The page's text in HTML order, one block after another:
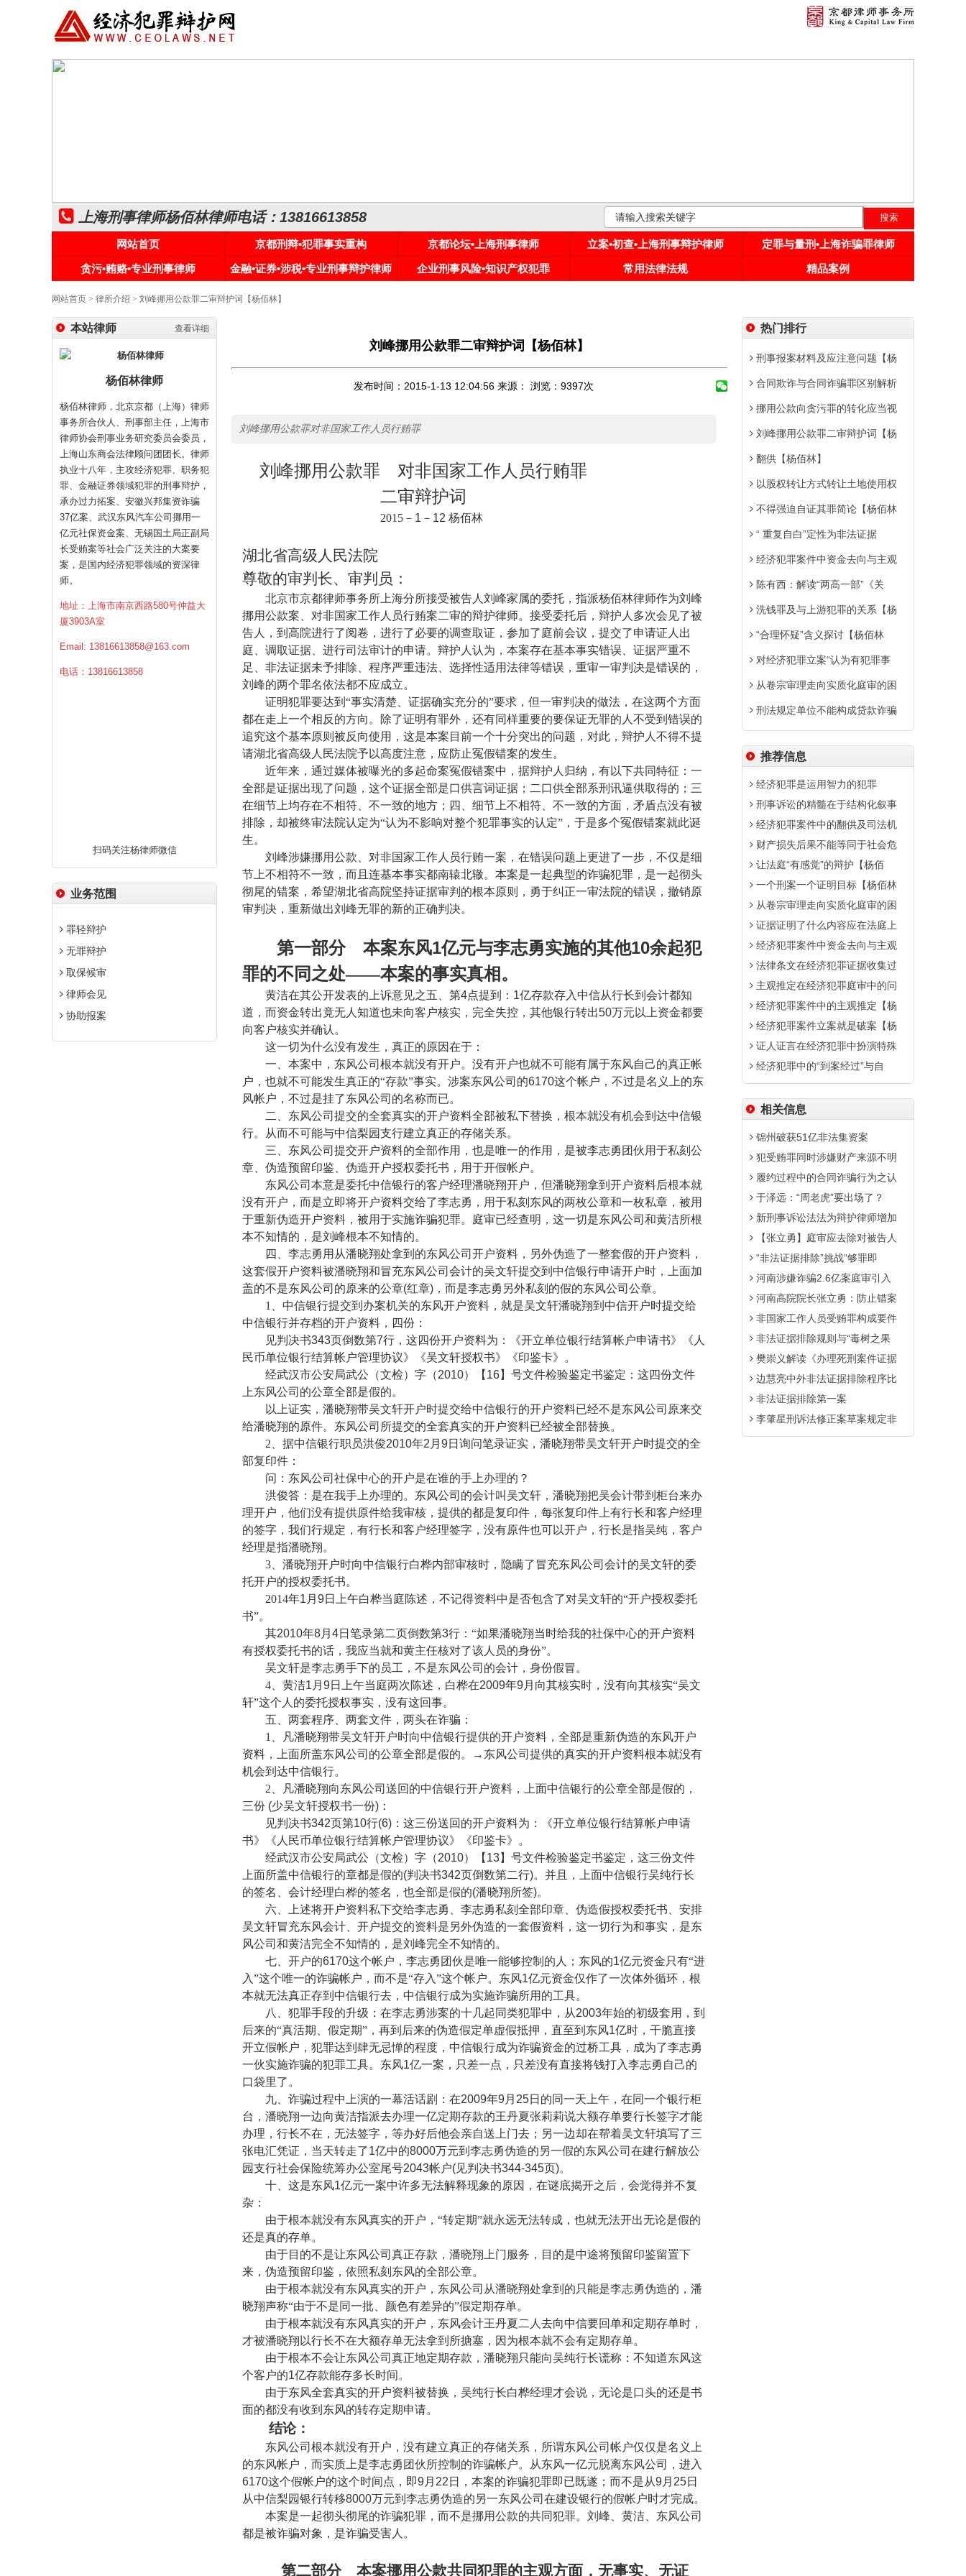
上海刑事律师杨佰林律师电话：13816613858
网站首页 京都刑辩•犯罪事实重构 京都论坛•上海刑事律师 立案•初查•上海刑事辩护律师
定罪与量刑•上海诈骗罪律师
贪污•贿赂•专业刑事律师
金融•证券•涉税•专业刑事辩护律师 企业刑事风险•知识产权犯罪 常用法律法规 精品案例
网站首页 > 律所介绍 > 刘峰挪用公款罪二审辩护词【杨佰林】
查看详细
本站律师
杨佰林律师
杨佰林律师，北京京都（上海）律师
事务所合伙人、刑事部主任，上海市
律师协会刑事业务研究委员会委员，
上海山东商会法律顾问团团长。律师
执业十八年，主攻经济犯罪、职务犯
罪、金融证券领域犯罪的刑事辩护，
承办过力拓案、安徽兴邦集资诈骗
37亿案、武汉东风汽车公司挪用一
亿元社保资金案、无锡国土局正副局
长受贿案等社会广泛关注的大案要
案，是国内经济犯罪领域的资深律
师。
地址：上海市南京西路580号仲益大
厦3903A室
Email: 13816613858@163.com
电话：13816613858
扫码关注杨律师微信
业务范围
罪轻辩护
无罪辩护
取保候审
律师会见
协助报案
刘峰挪用公款罪二审辩护词【杨佰林】
发布时间：2015-1-13 12:04:56 来源： 浏览： 9397次
刘峰挪用公款罪对非国家工作人员行贿罪
刘峰挪用公款罪 对非国家工作人员行贿罪
二审辩护词
2015 － 1 － 12 杨佰林
湖北省高级人民法院
尊敬的审判长、审判员：
北京市京都律师事务所上海分所接受被告人刘峰家属的委托，指派杨佰林律师作为刘峰
挪用公款案、对非国家工作人员行贿案二审的辩护律师。接受委托后，辩护人多次会见了被
告人，到高院进行了阅卷，进行了必要的调查取证，参加了庭前会议，提交了申请证人出
庭、调取证据、进行司法审计的申请。辩护人认为，本案存在基本事实错误、证据严重不
足、非法证据未予排除、程序严重违法、选择性适用法律等错误，重审一审判决是错误的，
刘峰的两个罪名依法都不应成立。
证明犯罪要达到“事实清楚、证据确实充分的”要求，但一审判决的做法，在这两个方面
都在走上一个相反的方向。除了证明有罪外，还有同样重要的要保证无罪的人不受到错误的
追究这个基本原则被反向使用，这是本案目前一个十分突出的问题，对此，辩护人不得不提
请湖北省高级人民法院予以高度注意，应防止冤假错案的发生。
近年来，通过媒体被曝光的多起命案冤假错案中，据辩护人归纳，有以下共同特征：一
全部是证据出现了问题，这个证据全部是口供言词证据；二口供全部系刑讯逼供取得的；三
在细节上均存在不相符、不一致的地方；四、细节上不相符、不一致的方面，矛盾点没有被
排除，却被终审法院认定为“认为不影响对整个犯罪事实的认定”，于是多个冤假错案就此诞
生。
刘峰涉嫌挪用公款、对非国家工作人员行贿一案，在错误问题上更进了一步，不仅是细
节上不相符不一致，而且连基本事实都南辕北辙。本案是一起典型的诈骗犯罪，是一起彻头
彻尾的错案，希望湖北省高院坚持证据审判的根本原则，勇于纠正一审法院的错误，撤销原
审判决，重新做出刘峰无罪的新的正确判决。
第一部分 本案东风1亿元与李志勇实施的其他10余起犯
罪的不同之处——本案的事实真相。
黄洁在其公开发表的上诉意见之五、第4点提到： 1亿存款存入中信从行长到会计都知
道，而资金转出竟无人知道也未向客户核实，完全失控，其他银行转出50万元以上资金都要
向客户核实并确认。
这一切为什么没有发生，真正的原因在于：
一、本案中，东风公司根本就没有开户。没有开户也就不可能有属于东风自己的真正帐
户，也就不可能发生真正的“存款”事实。涉案东风公司的6170这个帐户，不过是名义上的东
风帐户，不过是挂了东风公司的名称而已。
二、东风公司提交的全套真实的开户资料全部被私下替换，根本就没有机会到达中信银
行。从而不可能与中信梨园支行建立真正的存储关系。
三、东风公司提交开户资料的全部作用，也是唯一的作用，是被李志勇团伙用于私刻公
章、伪造预留印鉴、伪造开户授权委托书，用于开假帐户。
东风公司本意是委托中信银行的客户经理潘晓翔开户，但潘晓翔拿到开户资料后根本就
没有开户，而是立即将开户资料交给了李志勇，用于私刻东风的两枚公章和一枚私章，被用
于重新伪造开户资料，被用于实施诈骗犯罪。庭审已经查明，这一切是东风公司和黄洁所根
本不知情的，是刘峰根本不知情的。
四、李志勇用从潘晓翔处拿到的东风公司开户资料，另外伪造了一整套假的开户资料，
这套假开户资料被潘晓翔和冒充东风公司会计的吴文轩提交到中信银行申请开户时，上面加
盖的不是东风公司的原来的公章(红章) ，而是李志勇另外私刻的假的东风公司公章。
1
、中信银行提交到办案机关的东风开户资料，就是吴文轩潘晓翔到中信开户时提交给
中信银行并存档的开户资料，四份：
见判决书343页倒数第7行，这四份开户资料为：《开立单位银行结算帐户申请书》《人
民币单位银行结算帐户管理协议》《吴文轩授权书》《印鉴卡》。
经武汉市公安局武公（文检）字（2010）【 16】号文件检验鉴定书鉴定：这四份文件
上东风公司的公章全部是假的。
以上证实，潘晓翔带吴文轩开户时提交给中信银行的开户资料已经不是东风公司原来交
给潘晓翔的原件。东风公司所提交的全套真实的开户资料已经被全部替换。
2 、据中信银行职员洪俊2010年2 月 9日询问笔录证实，潘晓翔带吴文轩开户时提交的全
部复印件：
问：东风公司社保中心的开户是在谁的手上办理的？
洪俊答：是在我手上办理的。东风公司的会计叫吴文轩，潘晓翔把吴会计带到柜台来办
理开户，他们没有提供原件给我审核，提供的都是复印件，每张复印件上有行长和客户经理
的签字，我们行规定，有行长和客户经理签字，没有原件也可以开户，行长是指吴纯，客户
经理是指潘晓翔。
3 、潘晓翔开户时向中信银行白桦内部审核时，隐瞒了冒充东风公司会计的吴文轩的委
托开户的授权委托书。
2014年1 月 9日上午白桦当庭陈述，不记得资料中是否包含了对吴文轩的“开户授权委托
书”。
其2010年8月 4日笔录第二页倒数第3行：“如果潘晓翔当时给我的社保中心的开户资料
有授权委托书的话，我应当就和黄主任核对了该人员的身份”。
吴文轩是李志勇手下的员工，不是东风公司的会计，身份假冒。
4 、黄洁1 月 9日上午当庭两次陈述，白桦在2009年9月向其核实时，没有向其核实“吴文
轩”这个人的委托授权事实，没有这回事。
五、两套程序、两套文件，两头在诈骗：
1
、凡潘晓翔带吴文轩开户时向中信银行提供的开户资料，全部是重新伪造的东风开户
资料，上面所盖东风公司的公章全部是假的。→东风公司提供的真实的开户资料根本就没有
机会到达中信银行。
2 、凡潘晓翔向东风公司送回的中信银行开户资料，上面中信银行的公章全部是假的，
三份 (少吴文轩授权书一份) ：
见判决书342页第10行(6) ：这三份送回的开户资料为：《开立单位银行结算帐户申请
书》《人民币单位银行结算帐户管理协议》《印鉴卡》。
经武汉市公安局武公（文检）字（2010）【 13】号文件检验鉴定书鉴定，这三份文件
上面所盖中信银行的章都是假的(判决书342页倒数第二行)。并且，上面中信银行吴纯行长
的签名、会计经理白桦的签名，也全部是假的(潘晓翔所签)。
六、上述将开户资料私下交给李志勇、李志勇私刻全部印章、伪造假授权委托书、安排
吴文轩冒充东风会计、开户提交的资料是另外伪造的一套假资料，这一切行为和事实，是东
风公司和黄洁完全不知情的，是刘峰完全不知情的。
七、开户的6170这个帐户，李志勇团伙是唯一能够控制的人；东风的1亿元资金只有“进
入”这个唯一的诈骗帐户，而不是“存入”这个帐户。东风1亿元资金仅作了一次体外循环，根
本就无法真正存到中信银行去，中信银行成为实施诈骗所用的工具。
八、犯罪手段的升级：在李志勇涉案的十几起同类犯罪中，从2003年始的初级套用，到
后来的“真活期、假定期”，再到后来的伪造假定单虚假抵押，直至到东风1亿时，干脆直接
开立假帐户，犯罪达到肆无忌惮的程度，中信银行成为诈骗资金的过桥工具，成为了李志勇
一伙实施诈骗的犯罪工具。东风1亿一案，只差一点，只差没有直接将钱打入李志勇自己的
口袋里了。
九、诈骗过程中上演的一幕活话剧：在2009年9月 25日的同一天上午，在同一个银行柜
台，潘晓翔一边向黄洁指派去办理一亿定期存款的王丹夏张莉莉说大额存单要行长签字才能
办理，行长不在，无法签字，等办好后他会亲自送上门去；另一边却在帮着吴文轩填写了三
张电汇凭证，当天转走了1亿中的8000万元到李志勇伪造的另一假的东风公司在建行解放公
园支行社会保险统筹办公室尾号2043帐户(见判决书344-345页)。
十、这是东风1亿元一案中许多无法解释现象的原因，在谜底揭开之后，会觉得并不复
杂：
由于根本就没有东风真实的开户，“转定期”就永远无法转成，也就无法开出无论是假的
还是真的存单。
由于目的不是让东风公司真正存款，潘晓翔上门服务，目的是中途将预留印鉴留置下
来，伪造预留印鉴，依照私刻东风的全部公章。
由于根本就没有东风真实的开户，东风公司从潘晓翔处拿到的只能是李志勇伪造的，潘
晓翔声称“由于不是同一批、颜色有差异的”假定期存单。
由于根本就没有东风真实的开户，东风会计王丹夏二人去向中信要回单和定期存单时，
才被潘晓翔以行长不在大额存单无法拿到所搪塞，因为根本就不会有定期存单。
由于根本不会让东风公司真正地定期存款，潘晓翔只能向吴纯行长谎称：不知道东风这
个客户的1亿存款能存多长时间。
由于东风全套真实的开户资料被替换，吴纯行长白桦经理才会说，无论是口头的还是书
面的都没有收到东风的转存定期申请。
结论：
东风公司根本就没有开户，没有建立真正的存储关系，所谓东风公司帐户仅仅是名义上
的东风帐户，而实质上是李志勇团伙所控制的诈骗帐户。从东风一亿元脱离东风公司，进入
6170这个假帐户的这个时间点，即9月 22 日，本案的诈骗犯罪即已既遂；而不是从9月 25日
从中信梨园银行转移8000万元到李志勇伪造的另一东风公司在建设银行的假帐户时才完成。
本案是一起彻头彻尾的诈骗犯罪，而不是挪用公款的共同犯罪。刘峰、黄洁、东风公司
都是被诈骗对象，是诈骗受害人。
第二部分 本案挪用公款共同犯罪的主观方面，无事实、无证
热门排行
刑事报案材料及应注意问题【杨
合同欺诈与合同诈骗罪区别解析
挪用公款向贪污罪的转化应当视
刘峰挪用公款罪二审辩护词【杨
翻供【杨佰林】
以股权转让方式转让土地使用权
不得强迫自证其罪简论【杨佰林
“ 重复自白”定性为非法证据
经济犯罪案件中资金去向与主观
陈有西：解读“两高一部”《关
洗钱罪及与上游犯罪的关系【杨
“合理怀疑”含义探讨【杨佰林
对经济犯罪立案“认为有犯罪事
从卷宗审理走向实质化庭审的困
刑法规定单位不能构成贷款诈骗
推荐信息
经济犯罪是运用智力的犯罪
刑事诉讼的精髓在于结构化叙事
经济犯罪案件中的翻供及司法机
财产损失后果不能等同于社会危
让法庭“有感觉”的辩护【杨佰
一个刑案一个证明目标【杨佰林
从卷宗审理走向实质化庭审的困
证据证明了什么内容应在法庭上
经济犯罪案件中资金去向与主观
法律条文在经济犯罪证据收集过
主观推定在经济犯罪庭审中的问
经济犯罪案件中的主观推定【杨
经济犯罪案件立案就是破案【杨
证人证言在经济犯罪中扮演特殊
经济犯罪中的“到案经过”与自
相关信息
锦州破获51亿非法集资案
犯受贿罪同时涉嫌财产来源不明
履约过程中的合同诈骗行为之认
于泽远：“周老虎”要出场了？
新刑事诉讼法法为辩护律师增加
【张立勇】庭审应去除对被告人
“非法证据排除”挑战“够罪即
河南涉嫌诈骗2.6亿案庭审引入
河南高院院长张立勇：防止错案
非国家工作人员受贿罪构成要件
非法证据排除规则与“毒树之果
樊崇义解读《办理死刑案件证据
边慧亮中外非法证据排除程序比
非法证据排除第一案
李肇星刑诉法修正案草案规定非